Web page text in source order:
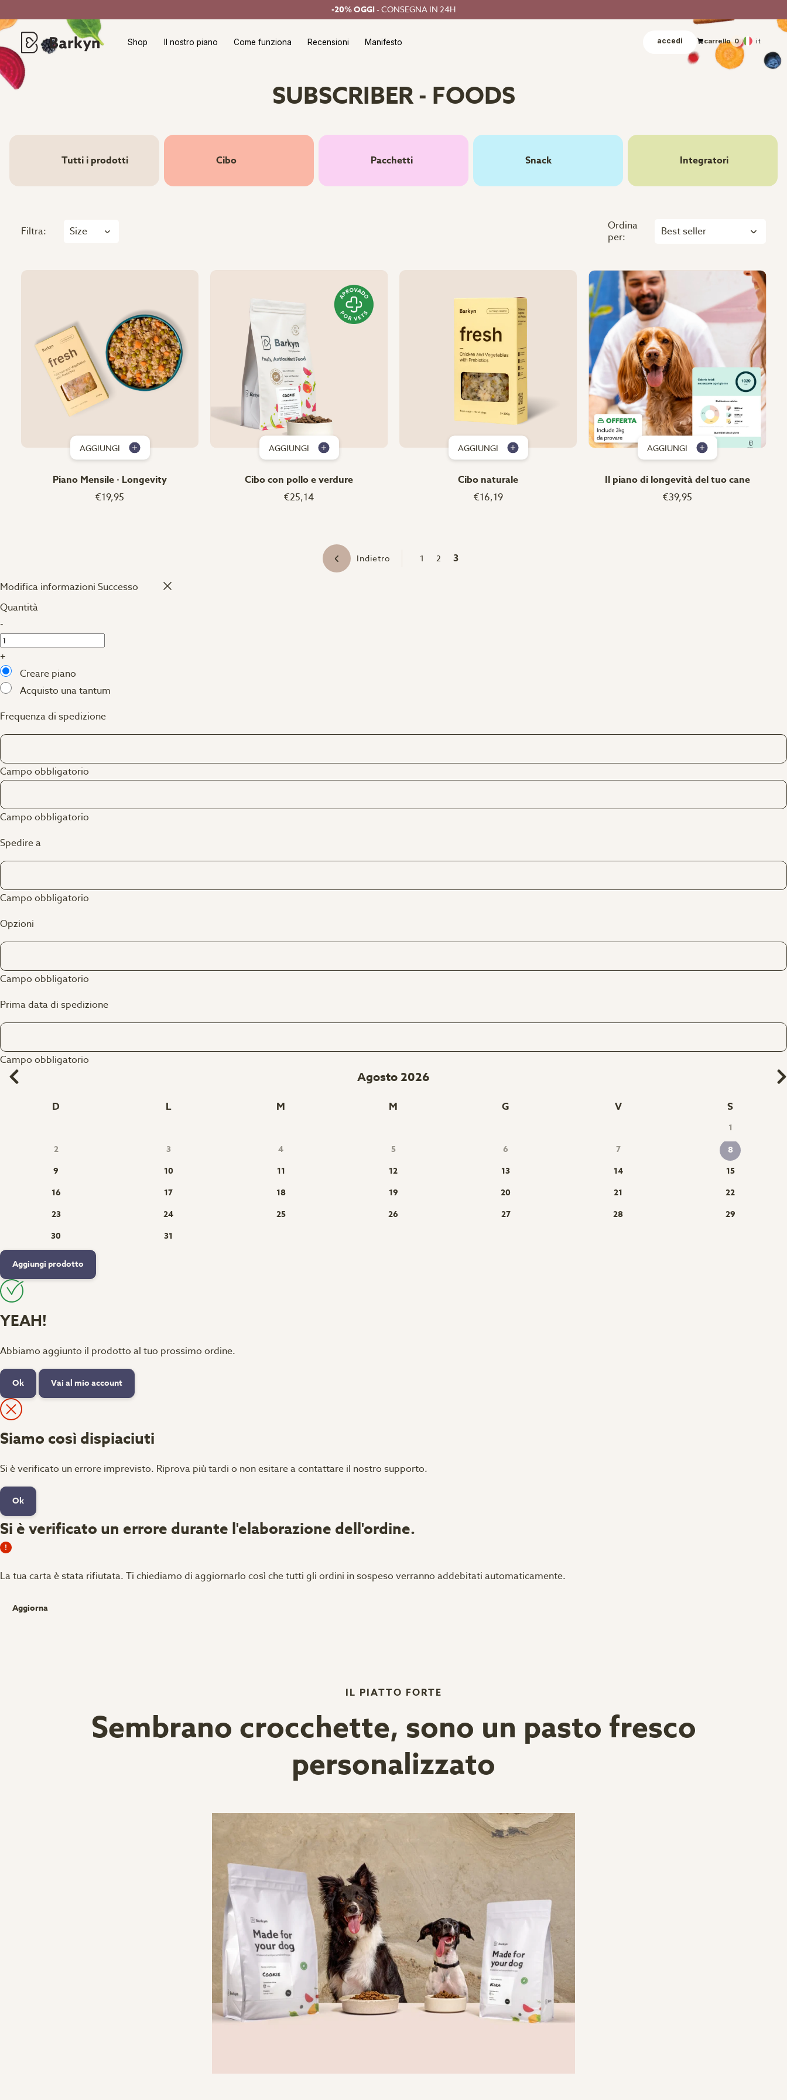
-20% OGGI- CONSEGNA IN 24H
Shop Il nostro piano Come funziona Recensioni Manifesto accedi carrello 0 it
SUBSCRIBER - FOODS
Tutti i prodotti Cibo Pacchetti Snack Integratori
Filtra: Size
Ordina
per:
Best seller
AGGIUNGI
Piano Mensile · Longevity
€19,95
AGGIUNGI
Cibo con pollo e verdure
€25,14
AGGIUNGI
Cibo naturale
€16,19
AGGIUNGI
Il piano di longevità del tuo cane
€39,95
Indietro 1 2 3
Modifica informazioni Successo
Quantità
-
+
Creare piano
Acquisto una tantum
Frequenza di spedizione
Campo obbligatorio
Campo obbligatorio
Spedire a
Campo obbligatorio
Opzioni
Campo obbligatorio
Prima data di spedizione
Campo obbligatorio
Agosto 2026
D L M M G V S
1
2
3 4 5 6 7
8
9
10 11 12 13 14
15
16
17 18 19 20 21
22
23
24 25 26 27 28
29
30
31
Aggiungi prodotto
YEAH!
Abbiamo aggiunto il prodotto al tuo prossimo ordine.
Ok Vai al mio account
Siamo così dispiaciuti
Si è verificato un errore imprevisto. Riprova più tardi o non esitare a contattare il nostro supporto.
Ok
Si è verificato un errore durante l'elaborazione dell'ordine.
La tua carta è stata rifiutata. Ti chiediamo di aggiornarlo così che tutti gli ordini in sospeso verranno addebitati automaticamente.
Aggiorna
IL PIATTO FORTE
Sembrano crocchette, sono un pasto fresco
personalizzato